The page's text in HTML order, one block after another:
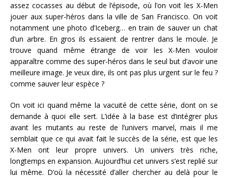
assez cocasses au début de l’épisode, où l’on voit les X-Men
jouer aux super-héros dans la ville de San Francisco. On voit
notamment une photo d’Iceberg… en train de sauver un chat
d’un arbre. En gros ils essaient de rentrer dans le moule. Je
trouve quand même étrange de voir les X-Men vouloir
apparaître comme des super-héros dans le seul but d’avoir une
meilleure image. Je veux dire, ils ont pas plus urgent sur le feu ?
comme sauver leur espèce ?
On voit ici quand même la vacuité de cette série, dont on se
demande à quoi elle sert. L’idée à la base est d’intégrer plus
avant les mutants au reste de l’univers marvel, mais il me
semblait que ce qui avait fait le succès de la série, est que les
X-Men ont leur propre univers. Un univers très riche,
longtemps en expansion. Aujourd’hui cet univers s’est replié sur
lui même. D’où la nécessité d’aller chercher au delà pour le